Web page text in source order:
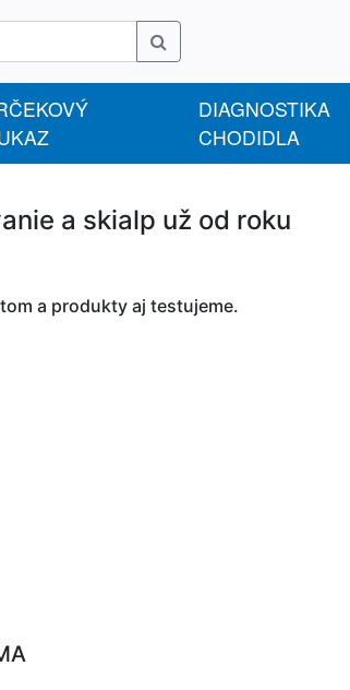
DIAGNOSTIKA
CHODIDLA
a skialp už od roku
a produkty aj testujeme.